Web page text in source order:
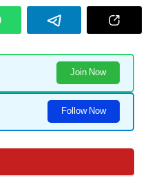
Join Now
Follow Now